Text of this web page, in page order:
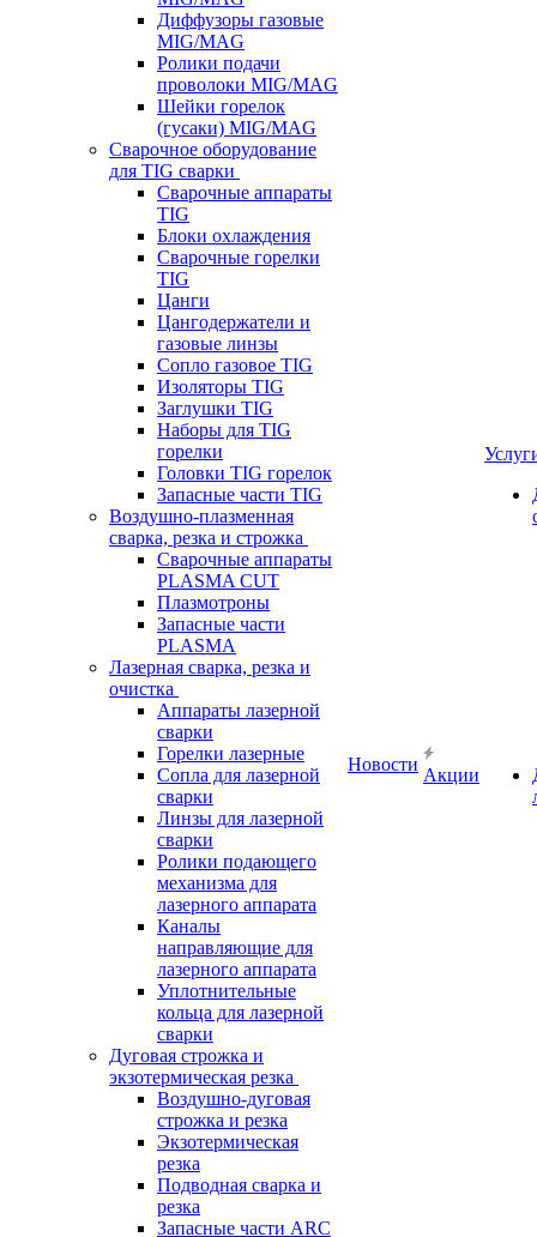
Диффузоры газовые
MIG/MAG
Ролики подачи
проволоки MIG/MAG
Шейки горелок
(гусаки) MIG/MAG
Сварочное оборудование
для TIG сварки
Сварочные аппараты
TIG
Блоки охлаждения
Сварочные горелки
TIG
Цанги
Цангодержатели и
газовые линзы
Сопло газовое TIG
Изоляторы TIG
Заглушки TIG
Наборы для TIG
горелки
Головки TIG горелок
Запасные части TIG
Воздушно-плазменная
сварка, резка и строжка
Сварочные аппараты
PLASMA CUT
Плазмотроны
Запасные части
PLASMA
Лазерная сварка, резка и
очистка
Аппараты лазерной
сварки
Горелки лазерные
Сопла для лазерной
сварки
Линзы для лазерной
сварки
Ролики подающего
механизма для
лазерного аппарата
Каналы
направляющие для
лазерного аппарата
Уплотнительные
кольца для лазерной
сварки
Дуговая строжка и
экзотермическая резка
Воздушно-дуговая
строжка и резка
Экзотермическая
резка
Подводная сварка и
резка
Запасные части ARC
Новости
Акции